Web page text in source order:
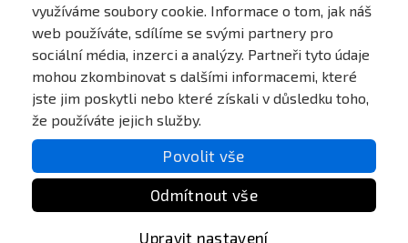
využíváme soubory cookie. Informace o tom, jak náš
web používáte, sdílíme se svými partnery pro
sociální média, inzerci a analýzy. Partneři tyto údaje
mohou zkombinovat s dalšími informacemi, které
jste jim poskytli nebo které získali v důsledku toho,
že používáte jejich služby.
Povolit vše
Odmítnout vše
Upravit nastavení
MŮJ ÚČET
ONLINE PLATEBNÍ BRÁNA